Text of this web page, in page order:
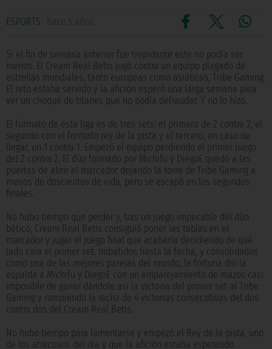
ESPORTS hace 5 años
Si el fin de semana anterior fue trepidante este no podía ser
menos. El Cream Real Betis jugó contra un equipo plagado de
estrellas mundiales, tanto europeas como asiáticas, Tribe Gaming.
El reto estaba servido y la afición esperó una larga semana para
ver un choque de titanes que no podía defraudar. Y no lo hizo.
El formato de esta liga es de tres sets: el primero de 2 contra 2, el
segundo con el formato rey de la pista y el tercero, en caso de
llegar, un 1 contra 1. Empezó el equipo perdiendo el primer juego
del 2 contra 2. El dúo formado por Michifu y DiegoE quedó a las
puertas de abrir el marcador dejando la torre de Tribe Gaming a
menos de doscientos de vida, pero se escapó en los segundos
finales.
No hubo tiempo que perder y, tras un juego impecable del dúo
bético, Cream Real Betis consiguió poner las tablas en el
marcador y jugar el juego final que acabaría decidiendo de qué
lado caía el primer set. Imbatidos hasta la fecha, y consolidados
como una de las mejores parejas del mundo, la fortuna dio la
espalda a Michifu y DiegoE con un emparejamiento de mazos casi
imposible de ganar dándole así la victoria del primer set al Tribe
Gaming y rompiendo la racha de 4 victorias consecutivas del dos
contra dos del Cream Real Betis.
No hubo tiempo para lamentarse y empezó el Rey de la pista, uno
de los atractivos del día y que la afición estaba esperando.